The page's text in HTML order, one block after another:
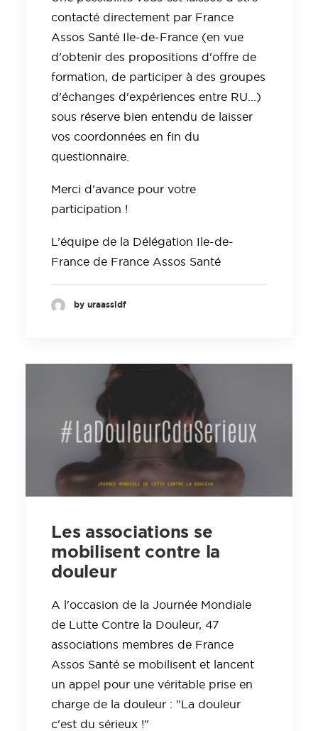
contacté directement par France
Assos Santé Ile-de-France (en vue
d'obtenir des propositions d'offre de
formation, de participer à des groupes
d'échanges d'expériences entre RU...)
sous réserve bien entendu de laisser
vos coordonnées en fin du
questionnaire.
Merci d’avance pour votre
participation !
L’équipe de la Délégation Ile-de-
France de France Assos Santé
by uraassidf
Les associations se
mobilisent contre la
douleur
A l'occasion de la Journée Mondiale
de Lutte Contre la Douleur, 47
associations membres de France
Assos Santé se mobilisent et lancent
un appel pour une véritable prise en
charge de la douleur : "La douleur
c'est du sérieux !"